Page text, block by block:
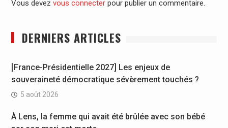
Vous devez vous connecterpour publier un commentaire.
DERNIERS ARTICLES
[France-Présidentielle 2027] Les enjeux de
souveraineté démocratique sévèrement touchés ?
5 août 2026
À Lens, la femme qui avait été brûlée avec son bébé